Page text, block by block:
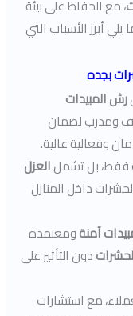
، مع الحفاظ على بيئة
يلي أبرز الأسباب التي
بجده
رش المبيدات
ومدرب لضمان
وفعالية عالية.
فقط، بل تشملالعزل
داخل المنازل
آمنةومعتمدة
دون التأثير على
مع استشارات